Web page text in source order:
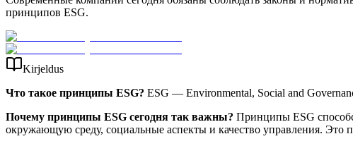
принципов ESG.
Kirjeldus
Что такое принципы ESG? ESG — Environmental, Social and
Почему принципы ESG сегодня так важны? Принципы ESG
окружающую среду, социальные аспекты и качество управления. Это